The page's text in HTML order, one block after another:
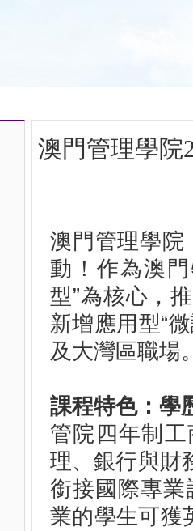
澳門管理學院
澳門管理學院
動！作為澳
型”為核心，
新增應用型“
及大灣區職場
課程特色：學
管院四年制
理、銀行與財
銜接國際專業
業的學生可獲